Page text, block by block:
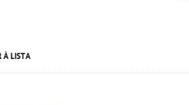
À LISTA